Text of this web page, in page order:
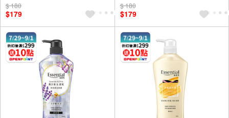
$ 180
$179
$ 180
$179